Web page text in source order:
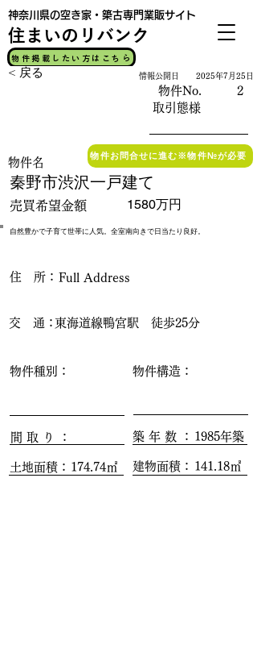
神奈川県の空き家・築古専門業販サイト
​住まいのリバンク
物件掲載したい方はこちら
< 戻る 情報公開日 2025年7月25日
物件No.
2
取引態様
物件名
物件お問合せに進む※物件№が必要
秦野市渋沢一戸建て
売買希望金額 1580万円
自然豊かで子育て世帯に人気。全室南向きで日当たり良好。
​住 所： Full Address
交 通：東海道線鴨宮駅 徒歩25分
物件種別： 物件構造：
間 取 り ： 築 年 数 ： 1985年築
土地面積： 174.74㎡ 建物面積： 141.18㎡